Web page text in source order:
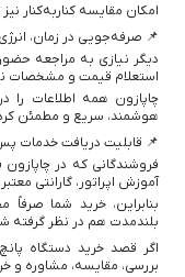
امکان مقایسه کنار‌به‌کنار
📌 صرفه‌جویی در زمان،
دیگر نیازی به مراجعه
استعلام قیمت و مشخصات
چاپازون همه اطلاعات را
هوشمند، سریع و مطمئن
📌 قابلیت دریافت خدمات
فروشندگانی که در چاپازون
آموزش اپراتور، گارانتی
بنابراین، خرید شما
بلندمدت هم در نظر گرفته
اگر قصد خرید دستگاه
بررسی، مقایسه، مشاوره